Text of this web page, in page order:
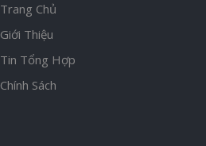
Trang Chủ
Giới Thiệu
Tin Tổng Hợp
Chính Sách